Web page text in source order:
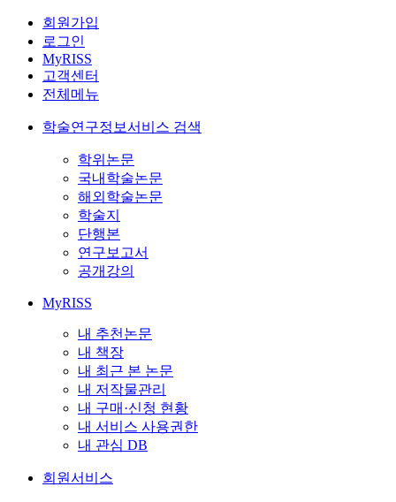
회원가입
로그인
MyRISS
고객센터
전체메뉴
학술연구정보서비스 검색
학위논문
국내학술논문
해외학술논문
학술지
단행본
연구보고서
공개강의
MyRISS
내 추천논문
내 책장
내 최근 본 논문
내 저작물관리
내 구매·신청 현황
내 서비스 사용권한
내 관심 DB
회원서비스